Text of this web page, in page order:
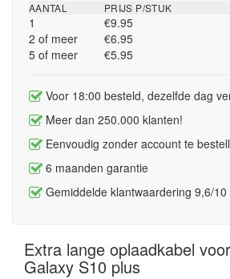
AANTAL
1
2 of meer
5 of meer
PRIJS P/STUK
€9.95
€6.95
€5.95
Voor 18:00 besteld, dezelfde dag
Meer dan 250.000 klanten!
Eenvoudig zonder account te
6 maanden garantie
Gemiddelde klantwaardering 9,6/10
Extra lange oplaadkabel
Galaxy S10 plus